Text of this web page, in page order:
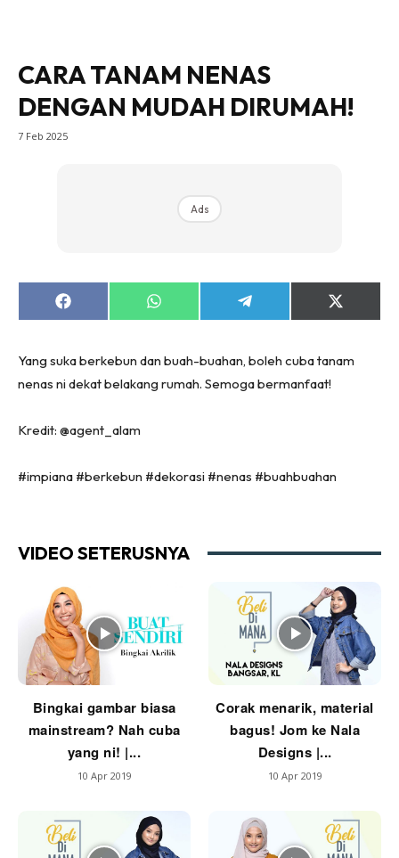
Ruang Tamu
Interior Design
Make Over
Bilik Air
Dapur
Ruang Makan
Casa Impiana
Destinasi
Hartanah
High Rise
Beli Di Mana
Buat Sendiri
Ilham Impiana
Ilham Impiana Inspirasi Selebriti
Impiana TV
CARA TANAM NENAS
DENGAN MUDAH DIRUMAH!
7 Feb 2025
Ads
Share
on
Share
on
Share
on
Share
on
Yang suka berkebun dan buah-buahan, boleh cuba tanam
nenas ni dekat belakang rumah. Semoga bermanfaat!
Kredit: @agent_alam
#impiana #berkebun #dekorasi #nenas #buahbuahan
VIDEO SETERUSNYA
Bingkai gambar biasa
mainstream? Nah cuba
yang ni! |...
10 Apr 2019
Corak menarik, material
bagus! Jom ke Nala
Designs |...
10 Apr 2019